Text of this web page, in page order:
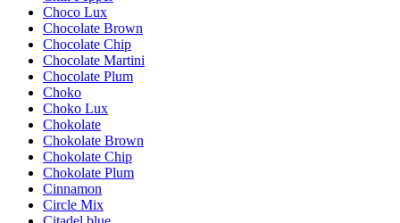
Choco Lux
Chocolate Brown
Chocolate Chip
Chocolate Martini
Chocolate Plum
Choko
Choko Lux
Chokolate
Chokolate Brown
Chokolate Chip
Chokolate Plum
Cinnamon
Circle Mix